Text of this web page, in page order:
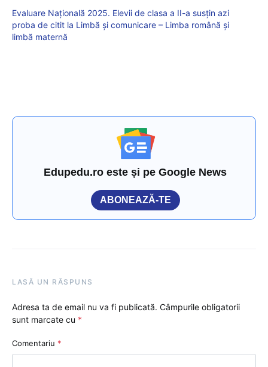
Evaluare Națională 2025. Elevii de clasa a II-a susțin azi
proba de citit la Limbă și comunicare – Limba română și
limbă maternă
Edupedu.ro este și pe Google News
ABONEAZĂ-TE
LASĂ UN RĂSPUNS
Adresa ta de email nu va fi publicată. Câmpurile obligatorii
sunt marcate cu *
Comentariu *